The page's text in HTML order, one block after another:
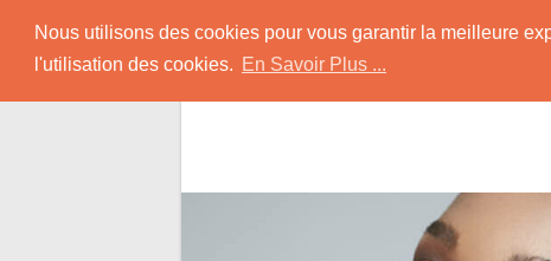
Nous utilisons des cookies pour vous garantir la meilleure
l'utilisation des cookies. En Savoir Plus ...
content
Rencontrer-Africaine
Conseils et Infos pour la Rencontre d'une